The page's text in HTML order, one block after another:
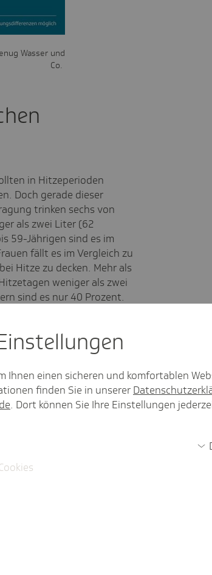
Wasser und
Co.
in Hitzeperioden
Doch gerade dieser
trinken sechs von
als zwei Liter (62
59-Jährigen sind es im
fällt es im Vergleich zu
Hitze zu decken. Mehr als
weniger als zwei
sind es nur 40 Prozent.
Ihnen einen sicheren und komfortablen
finden Sie in unserer
. Dort können Sie Ihre Einstellungen